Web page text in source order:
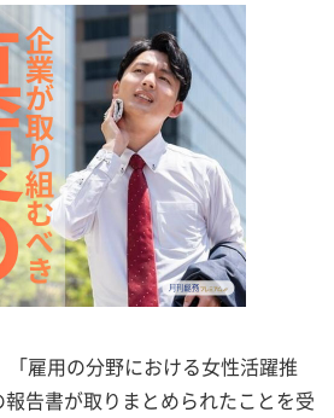
雇用の分野における女性活躍推
告書が取りまとめられたことを受